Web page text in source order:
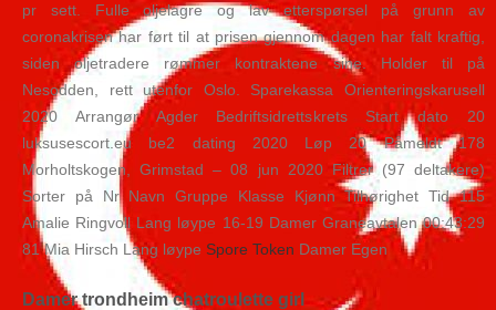
pr sett. Fulle oljelagre og lav etterspørsel på grunn av
coronakrisen har ført til at prisen gjennom dagen har falt kraftig,
siden oljetradere rømmer kontraktene sine. Holder til på
Nesodden, rett utenfor Oslo. Sparekassa Orienteringskarusell
2020 Arrangør Agder Bedriftsidrettskrets Start dato 20
luksusescort.eu be2 dating 2020 Løp 20 Påmeldt 178
Morholtskogen, Grimstad – 08 jun 2020 Filtrer (97 deltakere)
Sorter på Nr Navn Gruppe Klasse Kjønn Tilhørighet Tid 115
Amalie Ringvoll Lang løype 16-19 Damer Graneavtalen 00:43:29
81 Mia Hirsch Lang løype Spore Token Damer Egen
Damer trondheim chatroulette girl